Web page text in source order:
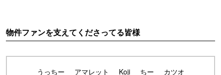
物件ファンを支えてくださってる皆様
うっちー アマレット Koji ちー
カツオ